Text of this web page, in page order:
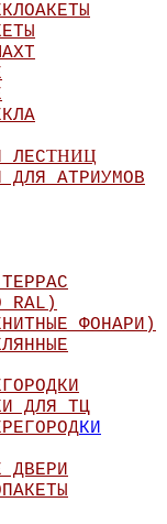
ЛЕСТНИЦ
ДЛЯ АТРИУМОВ
RAL)
ФОНАРИ)
ДЛЯ ТЦ
КИ
ДВЕРИ